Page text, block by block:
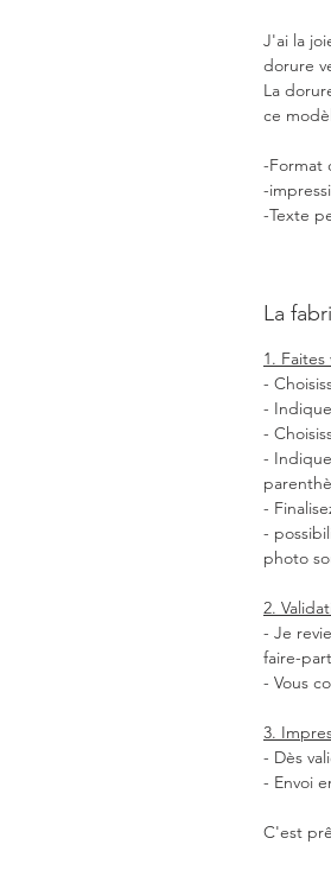
J'ai la
dorure
La
ce
-Format
-
-Texte
La
1.
-
-
-
-
-
-
photo
2.
- Je
faire-
- Vous
3.
- Dès
- Envoi
C'est